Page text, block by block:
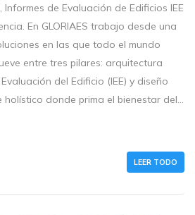
de Evaluación de Edificios IEE
En GLORIAES trabajo desde una
en las que todo el mundo
entre tres pilares: arquitectura
del Edificio (IEE) y diseño
donde prima el bienestar del...
LEER TODO